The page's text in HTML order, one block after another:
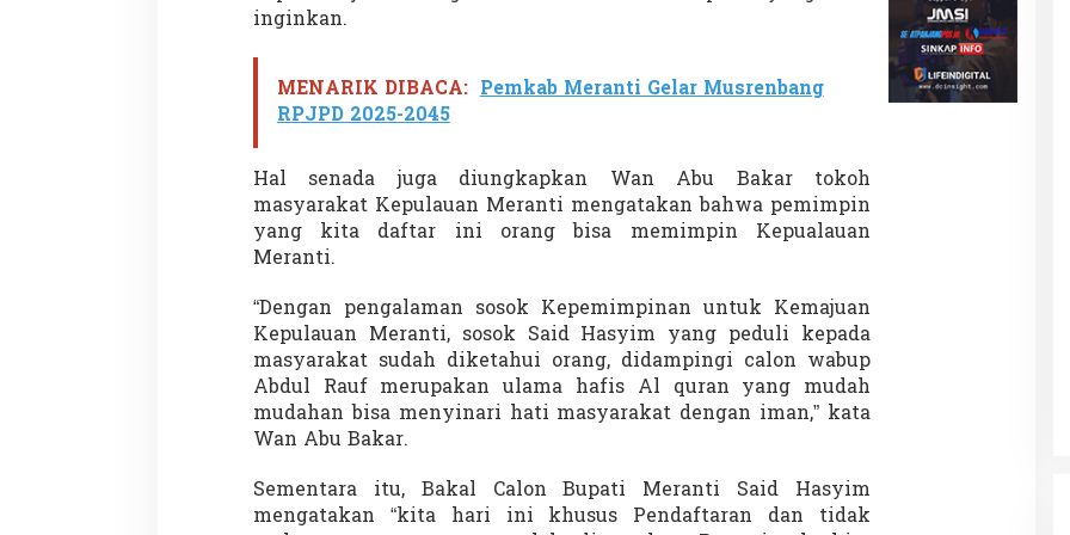
inginkan.
MENARIK DIBACA: Pemkab Meranti Gelar Musrenbang
RPJPD 2025-2045
Hal senada juga diungkapkan Wan Abu Bakar tokoh
masyarakat Kepulauan Meranti mengatakan bahwa pemimpin
yang kita daftar ini orang bisa memimpin Kepualauan
Meranti.
“Dengan pengalaman sosok Kepemimpinan untuk Kemajuan
Kepulauan Meranti, sosok Said Hasyim yang peduli kepada
masyarakat sudah diketahui orang, didampingi calon wabup
Abdul Rauf merupakan ulama hafis Al quran yang mudah
mudahan bisa menyinari hati masyarakat dengan iman,” kata
Wan Abu Bakar.
Sementara itu, Bakal Calon Bupati Meranti Said Hasyim
mengatakan “kita hari ini khusus Pendaftaran dan tidak